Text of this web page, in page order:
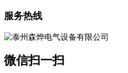
服务热线
微信扫一扫